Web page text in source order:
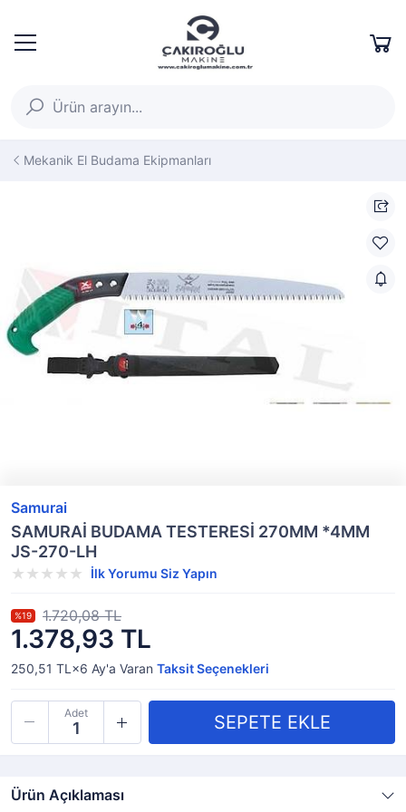
Mekanik El Budama Ekipmanları
Samurai
SAMURAİ BUDAMA TESTERESİ 270MM *4MM
JS-270-LH
İlk Yorumu Siz Yapın
1.378,93 TL
%19 1.720,08 TL
250,51 TL×6 Ay'a Varan Taksit Seçenekleri
Adet
Ürün Açıklaması